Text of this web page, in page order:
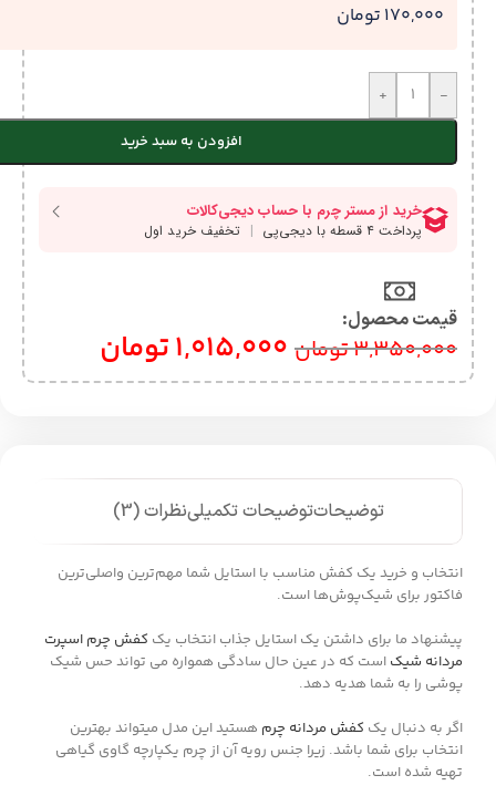
170,000 تومان
-
+
افزودن به سبد خرید
قیمت محصول:​
3,350,000تومان 1,015,000تومان
توضیحاتتوضیحات تکمیلینظرات (3)
انتخاب و خرید یک کفش مناسب با استایل شما مهم‌ترین واصلی‌ترین
فاکتور برای شیک‌پوش‌ها است.
پیشنهاد ما برای داشتن یک استایل جذاب انتخاب یک کفش چرم اسپرت
مردانه شیک است که در عین حال سادگی همواره می تواند حس شیک
پوشی را به شما هدیه دهد.
اگر به دنبال یک کفش مردانه چرم هستید این مدل میتواند بهترین
انتخاب برای شما باشد. زیرا جنس رویه آن از چرم یکپارچه گاوی گیاهی
تهیه شده است.